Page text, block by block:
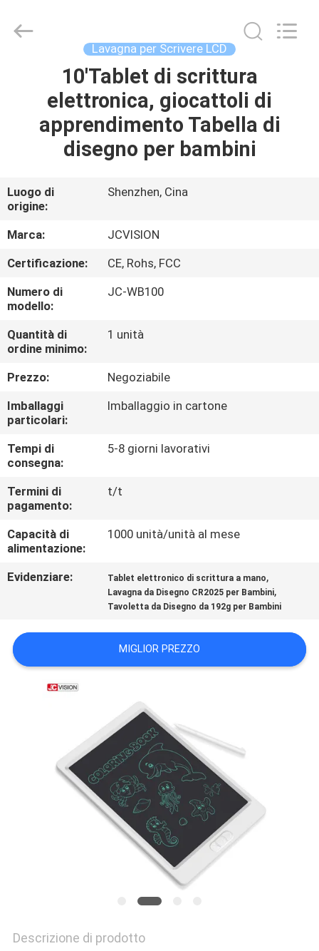
PRODOTTI
DI
NOI
VISITA
ALLA
FABBRICA
CONTROLLO
DELLA
QUALITÀ
CONTATTACI
NOTIZIE
CASI
CHIEDI UN
PREVENTIVO
MAPPA
POLITICA
SULLA
PRIVACY
Interactive
Technology
Lavagna per Scrivere LCD
10'Tablet di scrittura
elettronica, giocattoli di
apprendimento Tabella di
disegno per bambini
Luogo di
origine:
Shenzhen, Cina
Marca:
JCVISION
Certificazione:
CE, Rohs, FCC
Numero di
modello:
JC-WB100
Quantità di
ordine minimo:
1 unità
Prezzo:
Negoziabile
Imballaggi
particolari:
Imballaggio in cartone
Tempi di
consegna:
5-8 giorni lavorativi
Termini di
pagamento:
t/t
Capacità di
alimentazione:
1000 unità/unità al mese
Evidenziare: Tablet elettronico di scrittura a mano,
Lavagna da Disegno CR2025 per Bambini,
Tavoletta da Disegno da 192g per Bambini
MIGLIOR PREZZO
Descrizione di prodotto